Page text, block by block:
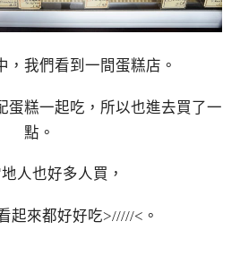
，我們看到一間蛋糕店。
蛋糕一起吃，所以也進去買了一
點。
人也好多人買，
起來都好好吃>/////<。